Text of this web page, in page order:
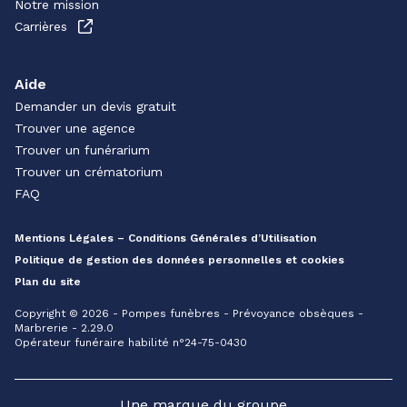
Notre mission
Carrières
Aide
Demander un devis gratuit
Trouver une agence
Trouver un funérarium
Trouver un crématorium
FAQ
Mentions Légales – Conditions Générales d’Utilisation
Politique de gestion des données personnelles et cookies
Plan du site
Copyright © 2026 - Pompes funèbres - Prévoyance obsèques -
Marbrerie - 2.29.0
Opérateur funéraire habilité n°24-75-0430